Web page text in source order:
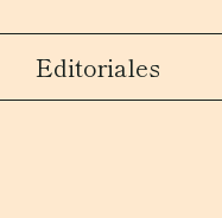
Editoriales